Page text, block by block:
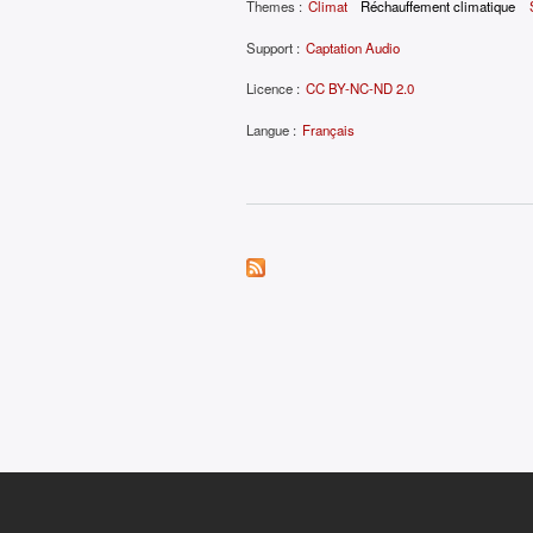
Themes : Climat Réchauffement climatique
Support : Captation Audio
Licence : CC BY-NC-ND 2.0
Langue : Français